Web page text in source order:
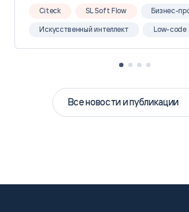
Citeck SL Soft Flow Бизнес-
Искусственный интеллект Low-code
Все новости и публикации